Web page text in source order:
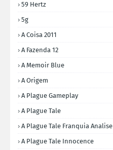
59 Hertz
5g
A Coisa 2011
A Fazenda 12
A Memoir Blue
A Origem
A Plague Gameplay
A Plague Tale
A Plague Tale Franquia Analise
A Plague Tale Innocence